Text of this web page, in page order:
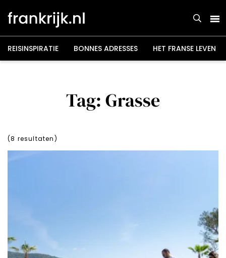
naar
inhoud
REISINSPIRATIE BONNES ADRESSES HET FRANSE LEVEN
Tag: Grasse
(8 resultaten)